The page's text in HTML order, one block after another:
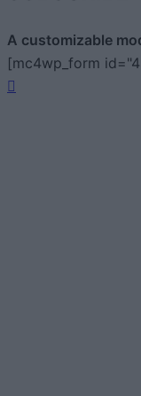
A customizable
[mc4wp_form